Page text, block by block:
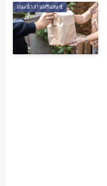
แนะนำงานฟรีแลนซ์